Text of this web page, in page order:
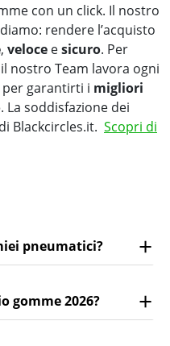
con un click. Il nostro
rendere l’acquisto
, veloce esicuro. Per
nostro Team lavora ogni
garantirti i migliori
. La soddisfazione dei
Blackcircles.it. Scopri di
pneumatici?
gomme 2026?